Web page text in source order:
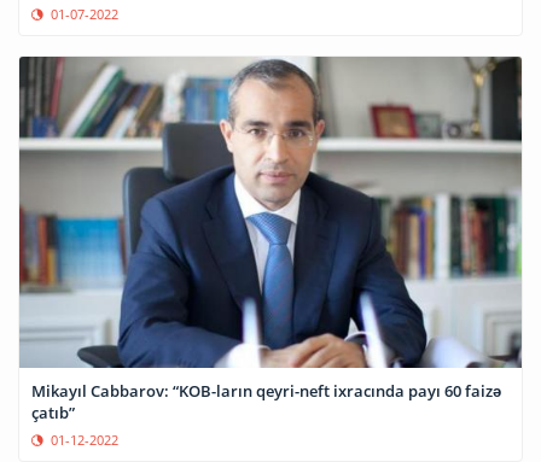
01-07-2022
Mikayıl Cabbarov: “KOB-ların qeyri-neft ixracında payı 60 faizə
çatıb”
01-12-2022